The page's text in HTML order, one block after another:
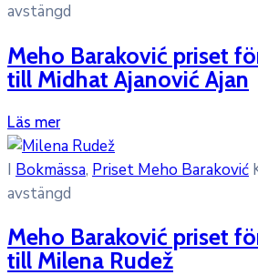
avstängd
Meho Baraković priset
till Midhat Ajanović Ajan
Läs mer
I Bokmässa‚ Priset Meho Baraković
avstängd
Meho Baraković priset
till Milena Rudež